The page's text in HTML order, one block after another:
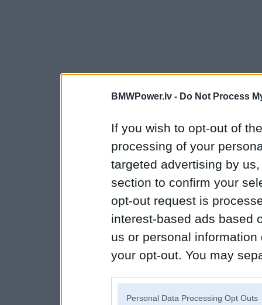
BMWPower.lv - Do Not Process
If you wish to opt-out of
processing of your
targeted advertising by
section to confirm your
opt-out request is
interest-based ads based
us or personal
your opt-out. You may
Personal Data Processing Opt Outs